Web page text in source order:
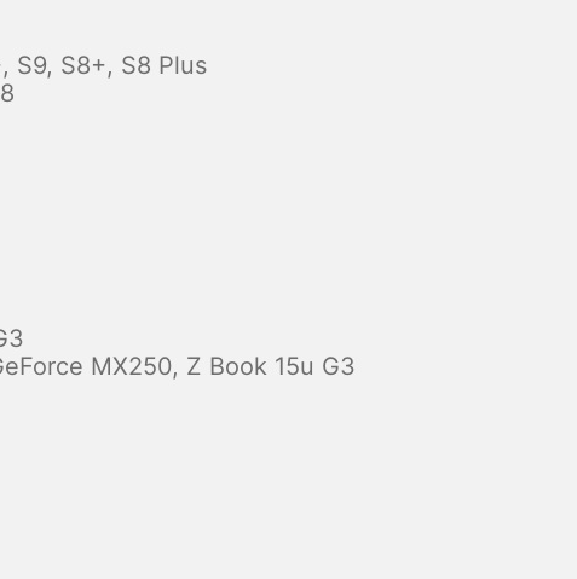
S9, S8+, S8 Plus
MX250, Z Book 15u G3